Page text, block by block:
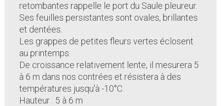
retombantes rappelle le port du Saule pleureur.
Ses feuilles persistantes sont ovales, brillantes
et dentées.
Les grappes de petites fleurs vertes éclosent
au printemps.
De croissance relativement lente, il mesurera 5
à 6 m dans nos contrées et résistera à des
températures jusqu'à -10°C.
Hauteur : 5 à 6 m